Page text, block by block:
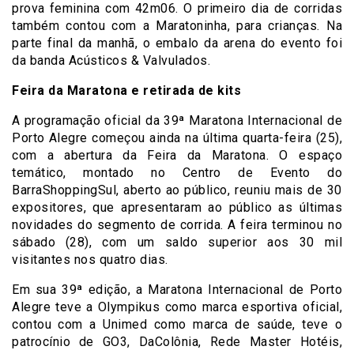
prova feminina com 42m06. O primeiro dia de corridas
também contou com a Maratoninha, para crianças. Na
parte final da manhã, o embalo da arena do evento foi
da banda Acústicos & Valvulados.
Feira da Maratona e retirada de kits
A programação oficial da 39ª Maratona Internacional de
Porto Alegre começou ainda na última quarta-feira (25),
com a abertura da Feira da Maratona. O espaço
temático, montado no Centro de Evento do
BarraShoppingSul, aberto ao público, reuniu mais de 30
expositores, que apresentaram ao público as últimas
novidades do segmento de corrida. A feira terminou no
sábado (28), com um saldo superior aos 30 mil
visitantes nos quatro dias.
Em sua 39ª edição, a Maratona Internacional de Porto
Alegre teve a Olympikus como marca esportiva oficial,
contou com a Unimed como marca de saúde, teve o
patrocínio de GO3, DaColônia, Rede Master Hotéis,